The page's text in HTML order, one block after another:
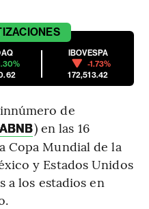
IBOVESPA
-1.73%
172,513.42
de
ABNB) en las 16
Copa Mundial de la
y Estados Unidos
a los estadios en